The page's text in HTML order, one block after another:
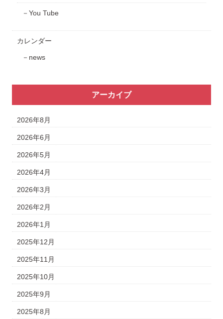
You Tube
カレンダー
news
アーカイブ
2026年8月
2026年6月
2026年5月
2026年4月
2026年3月
2026年2月
2026年1月
2025年12月
2025年11月
2025年10月
2025年9月
2025年8月